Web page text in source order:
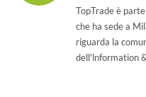
TopTrade è
che ha sede a
riguarda la
dell'lnformation